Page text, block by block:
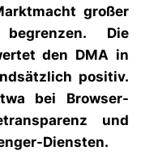
großer
Die
den DMA in
positiv.
bei Browser-
und
Diensten.